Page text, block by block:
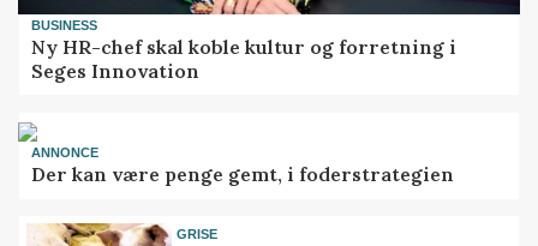
BUSINESS
Ny HR-chef skal koble kultur og forretning i
Seges Innovation
ANNONCE
Der kan være penge gemt, i foderstrategien
GRISE